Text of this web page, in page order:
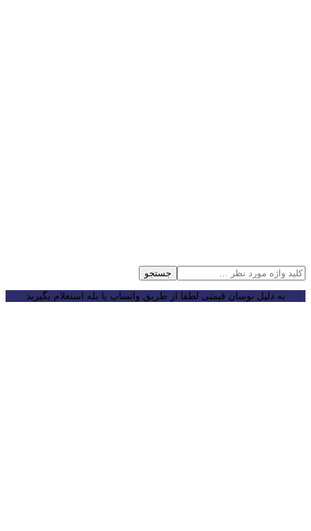
جستجو
به دلیل نوسان قیمتی لطفا از طریق واتساپ یا بله استعلام بگیرید